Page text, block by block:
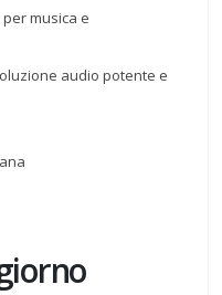
musica e
audio potente e